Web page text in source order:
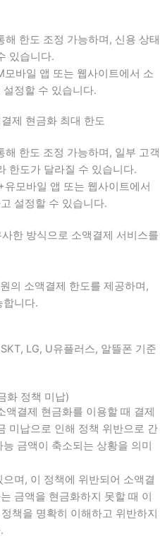
해 한도 조정 가능하며, 신용 상태
있습니다.
모바일 앱 또는 웹사이트에서 소
정할 수 있습니다.
제 현금화 최대 한도
해 한도 조정 가능하며, 일부 고객
한도가 달라질 수 있습니다.
유모바일 앱 또는 웹사이트에서
설정할 수 있습니다.
한 방식으로 소액결제 서비스를
의 소액결제 한도를 제공하며,
합니다.
LG, U유플러스, 알뜰폰 기준
화 정책 미납)
결제 현금화를 이용할 때 결제
미납으로 인해 정책 위반으로 간
금액이 축소되는 상황을 의미
며, 이 정책에 위반되어 소액결
금액을 현금화하지 못할 때 이
책을 명확히 이해하고 위반하지